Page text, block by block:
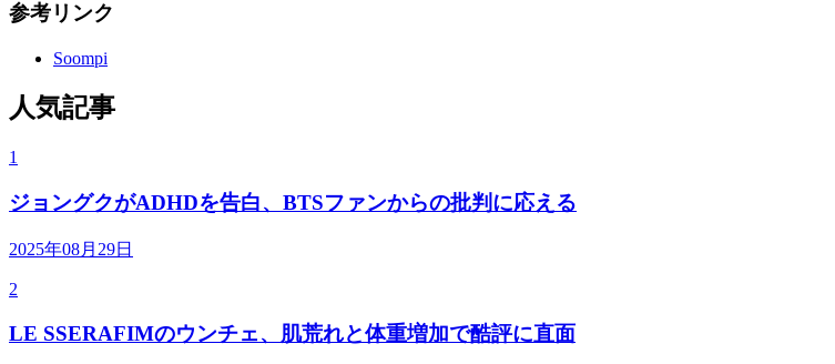
参考リンク
Soompi
人気記事
1
ジョングクがADHDを告白、BTSファンからの批判に応える
2025年08月29日
2
LE SSERAFIMのウンチェ、肌荒れと体重増加で酷評に直面